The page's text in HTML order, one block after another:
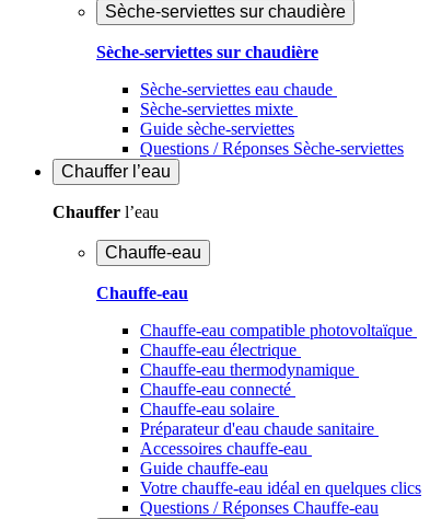
Sèche-serviettes sur chaudière
Sèche-serviettes sur chaudière
Sèche-serviettes eau chaude
Sèche-serviettes mixte
Guide sèche-serviettes
Questions / Réponses Sèche-serviettes
Chauffer l’eau
Chauffer l’eau
Chauffe-eau
Chauffe-eau
Chauffe-eau compatible photovoltaïque
Chauffe-eau électrique
Chauffe-eau thermodynamique
Chauffe-eau connecté
Chauffe-eau solaire
Préparateur d'eau chaude sanitaire
Accessoires chauffe-eau
Guide chauffe-eau
Votre chauffe-eau idéal en quelques clics
Questions / Réponses Chauffe-eau